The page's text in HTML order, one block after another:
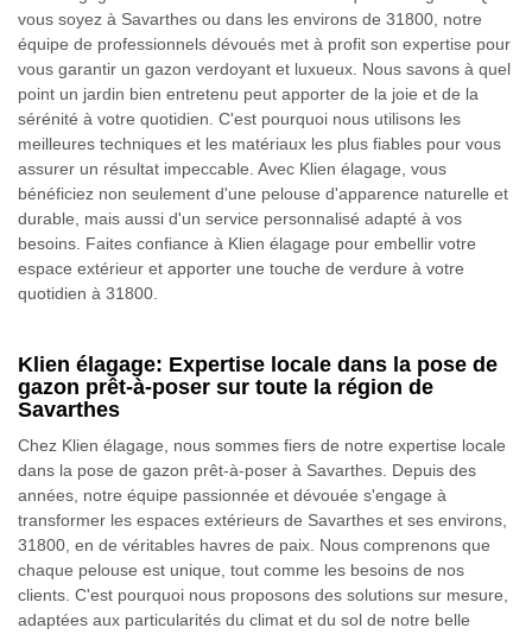
vous soyez à Savarthes ou dans les environs de 31800, notre
équipe de professionnels dévoués met à profit son expertise pour
vous garantir un gazon verdoyant et luxueux. Nous savons à quel
point un jardin bien entretenu peut apporter de la joie et de la
sérénité à votre quotidien. C'est pourquoi nous utilisons les
meilleures techniques et les matériaux les plus fiables pour vous
assurer un résultat impeccable. Avec Klien élagage, vous
bénéficiez non seulement d'une pelouse d'apparence naturelle et
durable, mais aussi d'un service personnalisé adapté à vos
besoins. Faites confiance à Klien élagage pour embellir votre
espace extérieur et apporter une touche de verdure à votre
quotidien à 31800.
Klien élagage: Expertise locale dans la pose de
gazon prêt-à-poser sur toute la région de
Savarthes
Chez Klien élagage, nous sommes fiers de notre expertise locale
dans la pose de gazon prêt-à-poser à Savarthes. Depuis des
années, notre équipe passionnée et dévouée s'engage à
transformer les espaces extérieurs de Savarthes et ses environs,
31800, en de véritables havres de paix. Nous comprenons que
chaque pelouse est unique, tout comme les besoins de nos
clients. C'est pourquoi nous proposons des solutions sur mesure,
adaptées aux particularités du climat et du sol de notre belle